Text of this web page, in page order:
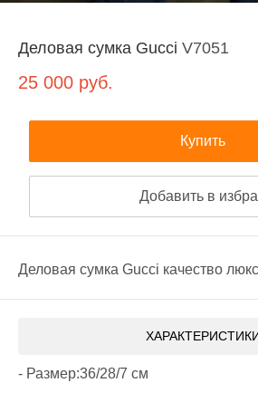
Деловая сумка Gucci V7051
25 000 руб.
Купить
Добавить в
Деловая сумка Gucci качество люкс
- Размер:36/28/7 см